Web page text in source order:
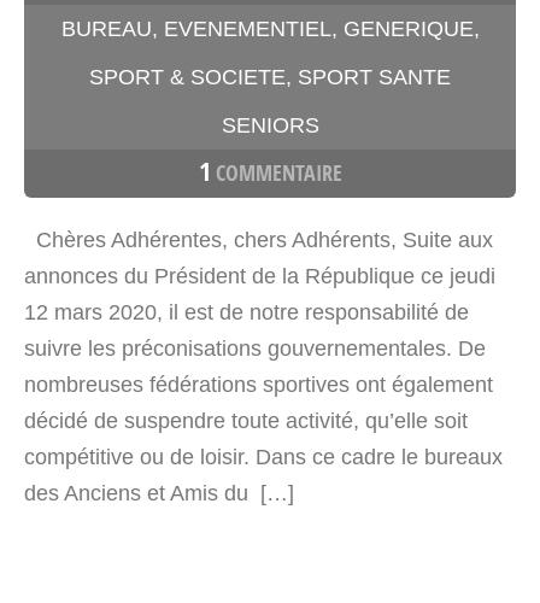
BUREAU, EVENEMENTIEL, GENERIQUE,
SPORT & SOCIETE, SPORT SANTE
SENIORS
1 COMMENTAIRE
Chères Adhérentes, chers Adhérents, Suite aux
annonces du Président de la République ce jeudi
12 mars 2020, il est de notre responsabilité de
suivre les préconisations gouvernementales. De
nombreuses fédérations sportives ont également
décidé de suspendre toute activité, qu’elle soit
compétitive ou de loisir. Dans ce cadre le bureaux
des Anciens et Amis du […]